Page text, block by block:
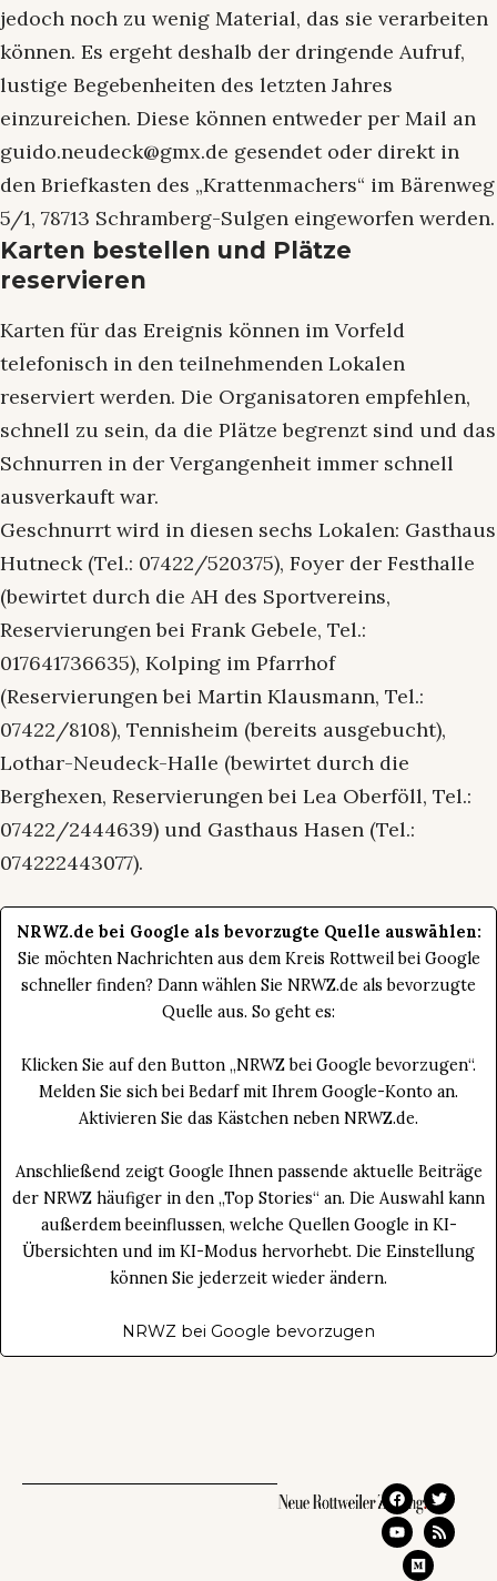
jedoch noch zu wenig Material, das sie verarbeiten
können. Es ergeht deshalb der dringende Aufruf,
lustige Begebenheiten des letzten Jahres
einzureichen. Diese können entweder per Mail an
guido.neudeck@gmx.de gesendet oder direkt in
den Briefkasten des „Krattenmachers“ im Bärenweg
5/1, 78713 Schramberg-Sulgen eingeworfen werden.
Karten bestellen und Plätze
reservieren
Karten für das Ereignis können im Vorfeld
telefonisch in den teilnehmenden Lokalen
reserviert werden. Die Organisatoren empfehlen,
schnell zu sein, da die Plätze begrenzt sind und das
Schnurren in der Vergangenheit immer schnell
ausverkauft war.
Geschnurrt wird in diesen sechs Lokalen: Gasthaus
Hutneck (Tel.: 07422/520375), Foyer der Festhalle
(bewirtet durch die AH des Sportvereins,
Reservierungen bei Frank Gebele, Tel.:
017641736635), Kolping im Pfarrhof
(Reservierungen bei Martin Klausmann, Tel.:
07422/8108), Tennisheim (bereits ausgebucht),
Lothar-Neudeck-Halle (bewirtet durch die
Berghexen, Reservierungen bei Lea Oberföll, Tel.:
07422/2444639) und Gasthaus Hasen (Tel.:
074222443077).
NRWZ.de bei Google als bevorzugte Quelle auswählen:
Sie möchten Nachrichten aus dem Kreis Rottweil bei Google
schneller finden? Dann wählen Sie NRWZ.de als bevorzugte
Quelle aus. So geht es:
Klicken Sie auf den Button „NRWZ bei Google bevorzugen“.
Melden Sie sich bei Bedarf mit Ihrem Google-Konto an.
Aktivieren Sie das Kästchen neben NRWZ.de.
Anschließend zeigt Google Ihnen passende aktuelle Beiträge
der NRWZ häufiger in den „Top Stories“ an. Die Auswahl kann
außerdem beeinflussen, welche Quellen Google in KI-
Übersichten und im KI-Modus hervorhebt. Die Einstellung
können Sie jederzeit wieder ändern.
NRWZ bei Google bevorzugen